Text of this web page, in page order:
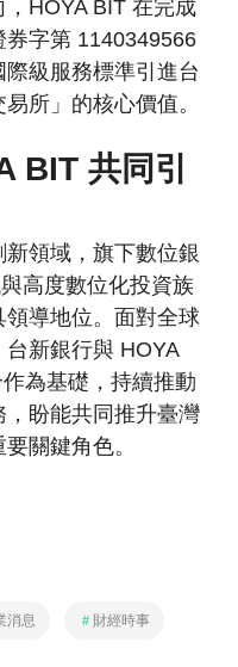
HOYA BIT 在完成
字第 1140349566
級服務標準引進台
所」的核心價值。
BIT 共同引
領域，旗下數位銀
高度數位化投資族
導地位。面對全球
新銀行與 HOYA
為基礎，持續推動
盼能共同推升臺灣
關鍵角色。
消息 ＃ 財經時事